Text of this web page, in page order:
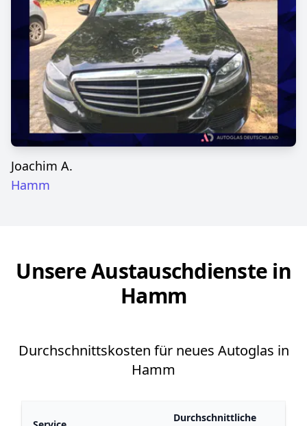
Joachim A.
Hamm
Unsere Austauschdienste in
Hamm
Durchschnittskosten für neues Autoglas in
Hamm
Durchschnittliche